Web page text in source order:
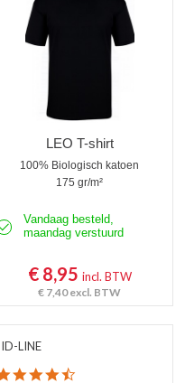
LEO T-shirt
100% Biologisch katoen
175 gr/m²
Vandaag besteld,
maandag verstuurd
€ 8,95 incl. BTW
€ 7,40excl. BTW
ID-LINE